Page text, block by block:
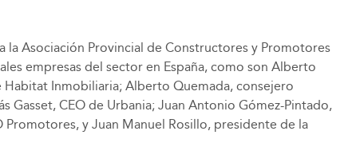
la Asociación Provincial de Constructores y Promotores
empresas del sector en España, como son Alberto
Habitat Inmobiliaria; Alberto Quemada, consejero
Gasset, CEO de Urbania; Juan Antonio Gómez-Pintado,
y Juan Manuel Rosillo, presidente de la